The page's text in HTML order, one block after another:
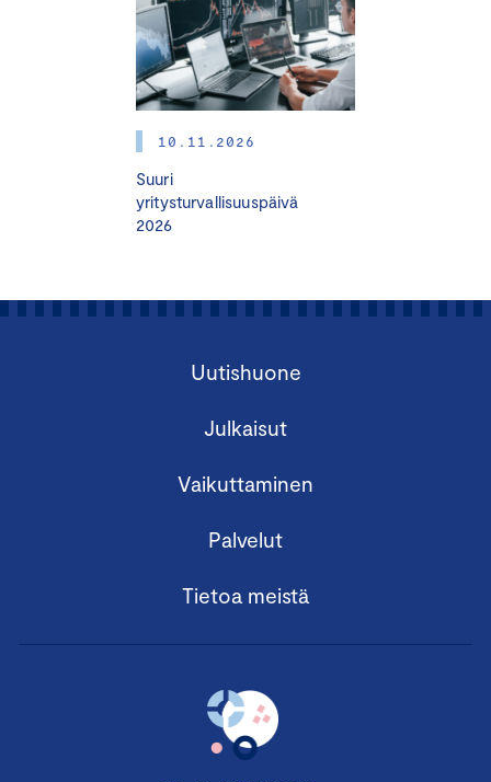
10.11.2026
Suuri
yritysturvallisuuspäivä
2026
Uutishuone
Julkaisut
Vaikuttaminen
Palvelut
Tietoa meistä